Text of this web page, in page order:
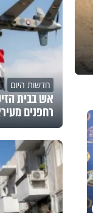
חדשות היום
אש בבית
רחפנים